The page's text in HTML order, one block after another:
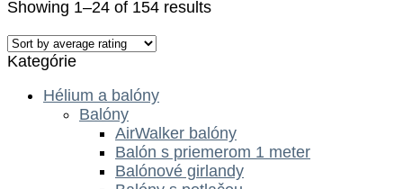
Showing 1–24 of 154 results
Kategórie
Hélium a balóny
Balóny
AirWalker balóny
Balón s priemerom 1 meter
Balónové girlandy